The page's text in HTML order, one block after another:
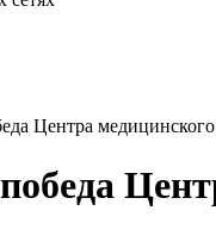
Центра медицинского